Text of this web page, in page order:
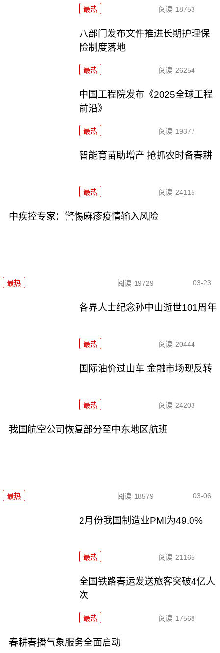
最热 阅读 18753
八部门发布文件推进长期护理保
险制度落地
最热 阅读 26254
中国工程院发布《2025全球工程
前沿》
最热 阅读 19377
智能育苗助增产 抢抓农时备春耕
最热 阅读 24115
中疾控专家：警惕麻疹疫情输入风险
最热 阅读 19729 03-23
各界人士纪念孙中山逝世101周年
最热 阅读 20444
国际油价过山车 金融市场现反转
最热 阅读 24203
我国航空公司恢复部分至中东地区航班
最热 阅读 18579 03-06
2月份我国制造业PMI为49.0%
最热 阅读 21165
全国铁路春运发送旅客突破4亿人
次
最热 阅读 17568
春耕春播气象服务全面启动